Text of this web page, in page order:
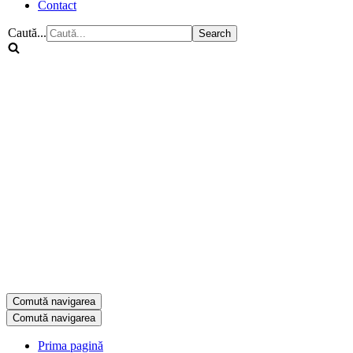
Contact
Caută...
Comută navigarea
Comută navigarea
Prima pagină